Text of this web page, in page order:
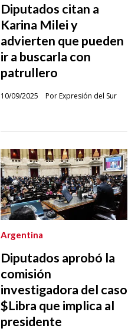
Diputados citan a
Karina Milei y
advierten que pueden
ir a buscarla con
patrullero
Por Expresión del Sur
10/09/2025
Diputados aprobó la
comisión
investigadora del caso
$Libra que implica al
presidente
Argentina